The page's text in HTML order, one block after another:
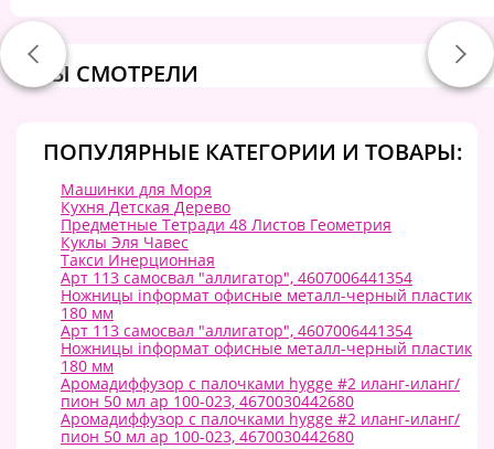
ВЫ СМОТРЕЛИ
ПОПУЛЯРНЫЕ КАТЕГОРИИ И ТОВАРЫ:
Машинки для Моря
Кухня Детская Дерево
Предметные Тетради 48 Листов Геометрия
Куклы Эля Чавес
Такси Инерционная
Арт 113 самосвал "аллигатор", 4607006441354
Ножницы inформат офисные металл-черный пластик
180 мм
Арт 113 самосвал "аллигатор", 4607006441354
Ножницы inформат офисные металл-черный пластик
180 мм
Аромадиффузор с палочками hygge #2 иланг-иланг/
пион 50 мл ар 100-023, 4670030442680
Аромадиффузор с палочками hygge #2 иланг-иланг/
пион 50 мл ар 100-023, 4670030442680